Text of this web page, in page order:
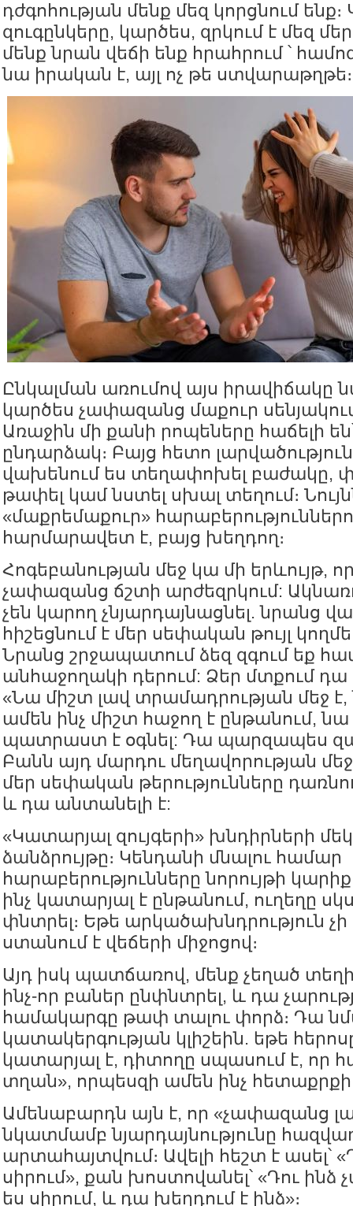
դժգոհության մենք մեզ կորցնում
զուգընկերը, կարծես, զրկում է մեզ
մենք նրան վեճի ենք հրահրում ՝
նա իրական է, այլ ոչ թե ստվարաթղթե։
Ընկալման առումով այս իրավիճակը
կարծես չափազանց մաքուր
Առաջին մի քանի րոպեները հաճելի
ընդարձակ։ Բայց հետո լարվածություն
վախենում ես տեղափոխել բաժակը,
թափել կամ նստել սխալ տեղում։
«մաքրեմաքուր»
հարմարավետ է, բայց խեղդող։
Հոգեբանության մեջ կա մի երևույթ,
չափազանց ճշտի արժեզրկում:
չեն կարող չնյարդայնացնել. նրանց
հիշեցնում է մեր սեփական թույլ
Նրանց շրջապատում ձեզ զգում եք
անհաջողակի դերում: Ձեր մտքում դա
«Նա միշտ լավ տրամադրության մեջ
ամեն ինչ միշտ հաջող է ընթանում,
պատրաստ է օգնել: Դա պարզապես
Բանն այդ մարդու մեղավորության
մեր սեփական թերությունները
և դա անտանելի է:
«Կատարյալ զույգերի» խնդիրների մեկ
ձանձրույթը։ Կենդանի մնալու համար
հարաբերությունները նորույթի
ինչ կատարյալ է ընթանում, ուղեղը
փնտրել։ Եթե արկածախնդրություն չի
ստանում է վեճերի միջոցով։
Այդ իսկ պատճառով, մենք չեղած
ինչ-որ բաներ ընփնտրել, և դա
համակարգը թափ տալու փորձ։ Դա
կատակերգության կլիշեին. եթե
կատարյալ է, դիտողը սպասում է, որ
տղան», որպեսզի ամեն ինչ
Ամենաբարդն այն է, որ «չափազանց
նկատմամբ նյարդայնությունը
արտահայտվում։ Ավելի հեշտ է ասել՝
սիրում», քան խոստովանել՝ «Դու
ես սիրում, և դա խեղդում է ինձ»։